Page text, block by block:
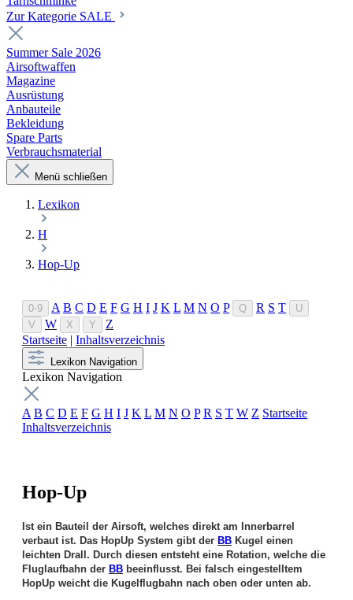
Zur Kategorie SALE
Summer Sale 2026
Airsoftwaffen
Magazine
Ausrüstung
Anbauteile
Bekleidung
Spare Parts
Verbrauchsmaterial
Menü schließen
Lexikon
H
Hop-Up
0-9 A B C D E F G H I J K L M N O P Q R S T
U
V
W X Y
Z
Startseite | Inhaltsverzeichnis
Lexikon Navigation
Lexikon Navigation
A B C D E F G H I J K L M N O P R S T W Z Startseite
Inhaltsverzeichnis
Hop-Up
Ist ein Bauteil der Airsoft, welches direkt am Innerbarrel
verbaut ist. Das HopUp System gibt der BB Kugel einen
leichten Drall. Durch diesen entsteht eine Rotation, welche die
Fluglaufbahn der BB beeinflusst. Bei falsch eingestelltem
HopUp weicht die Kugelflugbahn nach oben oder unten ab.